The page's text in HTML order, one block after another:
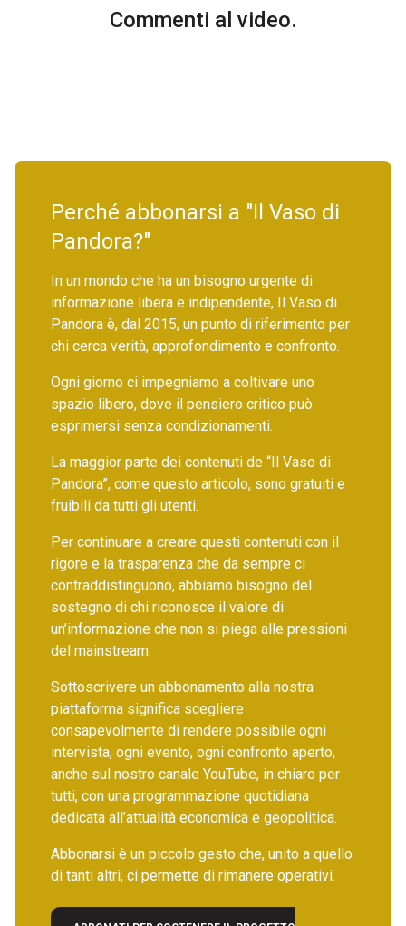
Commenti al video.
Perché abbonarsi a "Il Vaso di
Pandora?"
In un mondo che ha un bisogno urgente di
informazione libera e indipendente, Il Vaso di
Pandora è, dal 2015, un punto di riferimento per
chi cerca verità, approfondimento e confronto.
Ogni giorno ci impegniamo a coltivare uno
spazio libero, dove il pensiero critico può
esprimersi senza condizionamenti.
La maggior parte dei contenuti de “Il Vaso di
Pandora”, come questo articolo, sono gratuiti e
fruibili da tutti gli utenti.
Per continuare a creare questi contenuti con il
rigore e la trasparenza che da sempre ci
contraddistinguono, abbiamo bisogno del
sostegno di chi riconosce il valore di
un’informazione che non si piega alle pressioni
del mainstream.
Sottoscrivere un abbonamento alla nostra
piattaforma significa scegliere
consapevolmente di rendere possibile ogni
intervista, ogni evento, ogni confronto aperto,
anche sul nostro canale YouTube, in chiaro per
tutti, con una programmazione quotidiana
dedicata all’attualità economica e geopolitica.
Abbonarsi è un piccolo gesto che, unito a quello
di tanti altri, ci permette di rimanere operativi.